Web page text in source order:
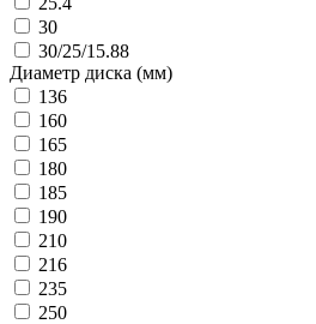
30
30/25/15.88
Диаметр диска (мм)
136
160
165
180
185
190
210
216
235
250